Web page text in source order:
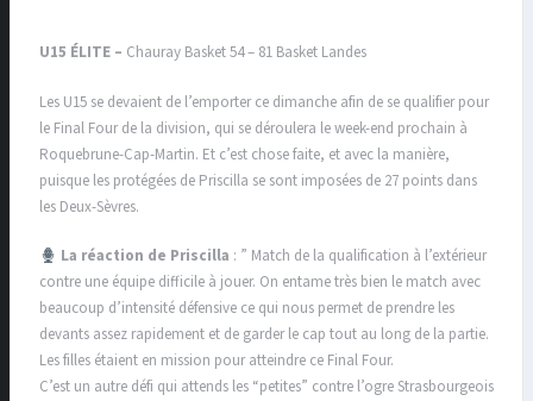
U15 ÉLITE – Chauray Basket 54 – 81 Basket Landes
Les U15 se devaient de l’emporter ce dimanche afin de se qualifier pour
le Final Four de la division, qui se déroulera le week-end prochain à
Roquebrune-Cap-Martin. Et c’est chose faite, et avec la manière,
puisque les protégées de Priscilla se sont imposées de 27 points dans
les Deux-Sèvres.
La réaction de Priscilla : ” Match de la qualification à l’extérieur
contre une équipe difficile à jouer. On entame très bien le match avec
beaucoup d’intensité défensive ce qui nous permet de prendre les
devants assez rapidement et de garder le cap tout au long de la partie.
Les filles étaient en mission pour atteindre ce Final Four.
C’est un autre défi qui attends les “petites” contre l’ogre Strasbourgeois